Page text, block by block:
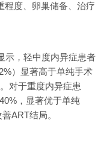
程度、卵巢储备、治疗
示，轻中度内异症患者
）显著高于单纯手术
对于重度内异症患
，显著优于单纯
ART结局。